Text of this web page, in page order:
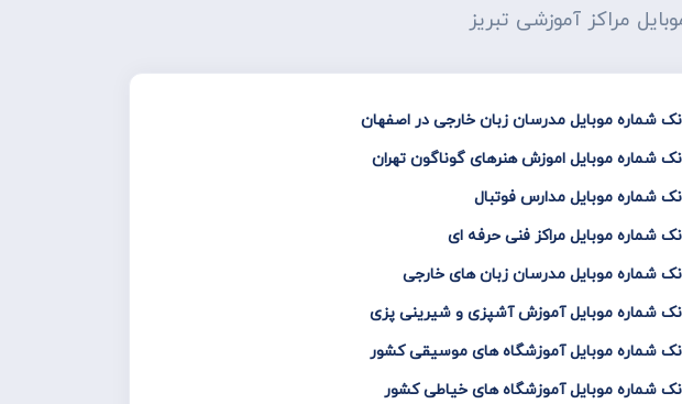
مراکز آموزشی تبریز
شماره موبایل مدرسان زبان خارجی در اصفهان
شماره موبایل اموزش هنرهای گوناگون تهران
شماره موبایل مدارس فوتبال
شماره موبایل مراکز فنی حرفه ای
شماره موبایل مدرسان زبان های خارجی
شماره موبایل آموزش آشپزی و شیرینی پزی
شماره موبایل آموزشگاه های موسیقی کشور
شماره موبایل آموزشگاه های خیاطی کشور